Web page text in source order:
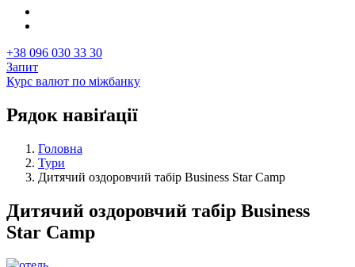
+38 096 030 33 30
Запит
Курс валют по міжбанку
Рядок навіґації
Головна
Тури
Дитячий оздоровчий табір Business Star Camp
Дитячий оздоровчий табір Business
Star Camp